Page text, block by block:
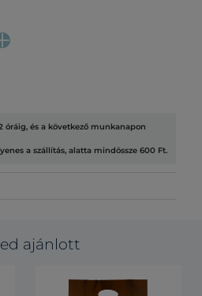
óráig, és a következő munkanapon
a szállítás, alatta mindössze 600 Ft.
ajánlott